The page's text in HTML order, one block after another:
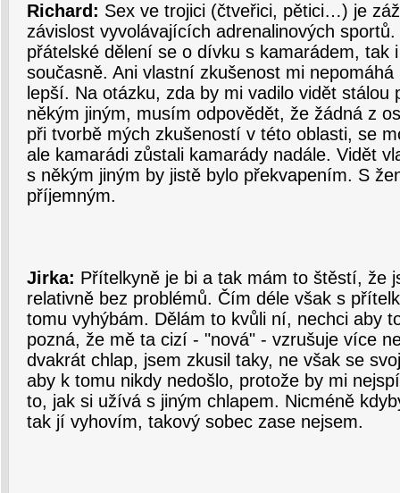
Richard: Sex ve trojici (čtveřici, pětici…) je
závislost vyvolávajících adrenalinových
přátelské dělení se o dívku s kamarádem, tak
současně. Ani vlastní zkušenost mi
lepší. Na otázku, zda by mi vadilo vidět stálou
někým jiným, musím odpovědět, že žádná z
při tvorbě mých zkušeností v této oblasti, se
ale kamarádi zůstali kamarády nadále. Vidět
s někým jiným by jistě bylo překvapením. S
příjemným.
Jirka: Přítelkyně je bi a tak mám to štěstí, že
relativně bez problémů. Čím déle však s
tomu vyhýbám. Dělám to kvůli ní, nechci aby
pozná, že mě ta cizí - "nová" - vzrušuje více
dvakrát chlap, jsem zkusil taky, ne však se
aby k tomu nikdy nedošlo, protože by mi
to, jak si užívá s jiným chlapem. Nicméně
tak jí vyhovím, takový sobec zase nejsem.